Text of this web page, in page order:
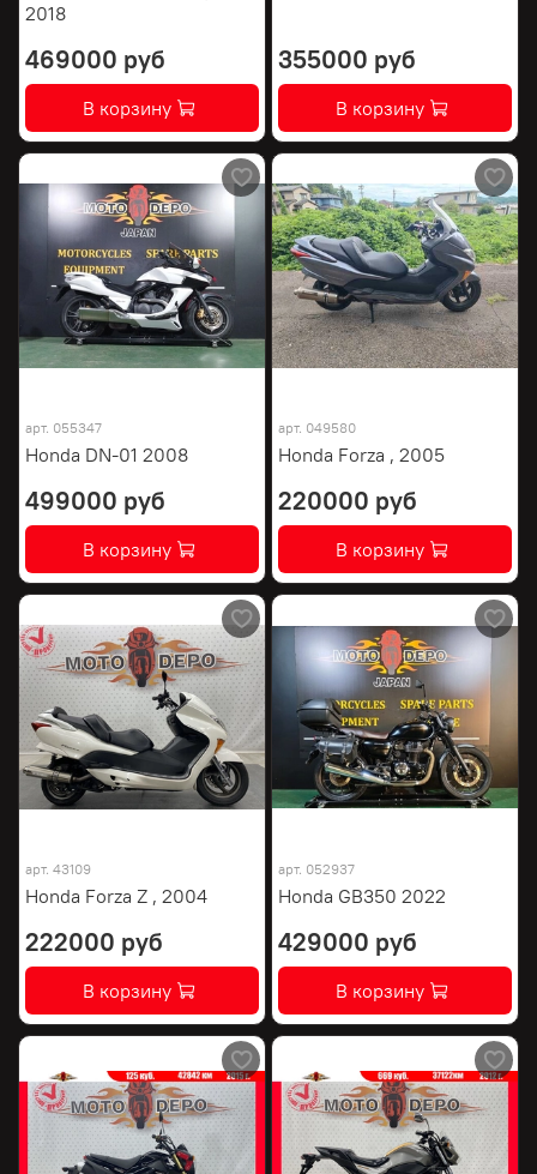
2018
469000 руб
В корзину
355000 руб
В корзину
арт. 055347
Honda DN-01 2008
499000 руб
В корзину
арт. 049580
Honda Forza , 2005
220000 руб
В корзину
арт. 43109
Honda Forza Z , 2004
222000 руб
В корзину
арт. 052937
Honda GB350 2022
429000 руб
В корзину